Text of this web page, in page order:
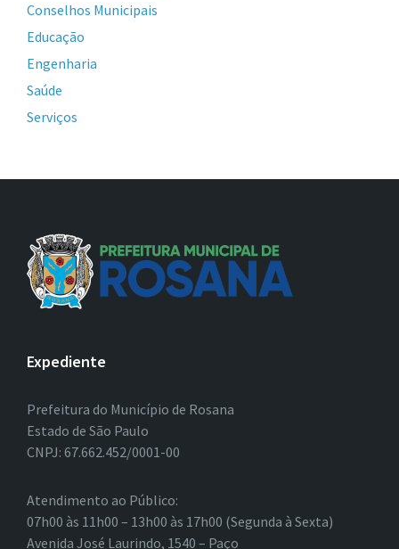
Conselhos Municipais
Educação
Engenharia
Saúde
Serviços
Expediente
Prefeitura do Município de Rosana
Estado de São Paulo
CNPJ: 67.662.452/0001-00
Atendimento ao Público:
07h00 às 11h00 – 13h00 às 17h00 (Segunda à Sexta)
Avenida José Laurindo, 1540 – Paço